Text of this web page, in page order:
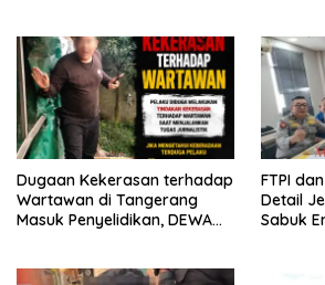
Dugaan Kekerasan terhadap
Wartawan di Tangerang
Masuk Penyelidikan, DEWA
FTPI
Detail
Sabuk